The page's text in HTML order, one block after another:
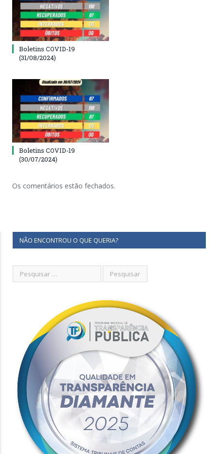
Boletins COVID-19
(31/08/2024)
Boletins COVID-19
(30/07/2024)
Os comentários estão fechados.
NÃO ENCONTROU O QUE QUERIA?